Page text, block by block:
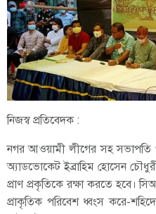
নিজস্ব প্রতিবেদক :
নগর আওয়ামী লীগের সহ সভাপতি
অ্যাডভোকেট ইব্রাহিম হোসেন চৌধুরী
প্রাণ প্রকৃতিকে রক্ষা করতে হবে।
প্রাকৃতিক পরিবেশ ধ্বংস করে-